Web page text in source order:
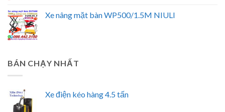
Xe nâng mặt bàn WP500/1.5M NIULI
BÁN CHẠY NHẤT
Xe điện kéo hàng 4.5 tấn